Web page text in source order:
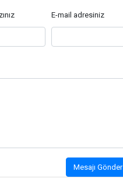
E-mail adresiniz
Mesajı Gönder